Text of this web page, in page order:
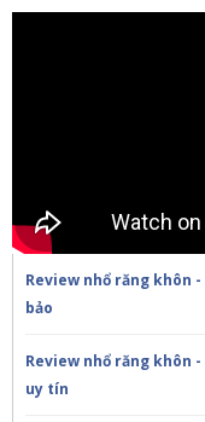
Review nhổ răng khôn
bảo
Review nhổ răng khôn
uy tín